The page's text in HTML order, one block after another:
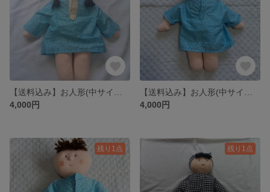
4,000円
4,000円
残り1点 残り1点